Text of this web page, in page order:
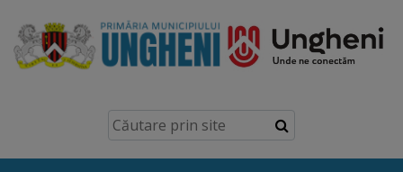
Ungheni
Prezentare
generală